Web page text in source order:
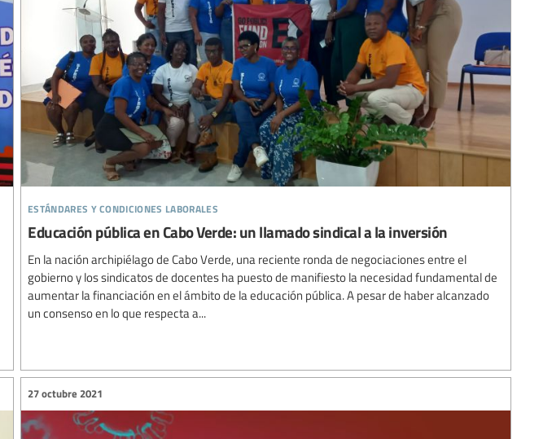
estándares y condiciones laborales
Educación pública en Cabo Verde: un llamado sindical a la inversión
En la nación archipiélago de Cabo Verde, una reciente ronda de negociaciones entre el
gobierno y los sindicatos de docentes ha puesto de manifiesto la necesidad fundamental de
aumentar la financiación en el ámbito de la educación pública. A pesar de haber alcanzado
un consenso en lo que respecta a...
27 octubre 2021